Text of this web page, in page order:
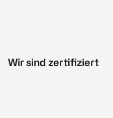
Wir sind zertifiziert